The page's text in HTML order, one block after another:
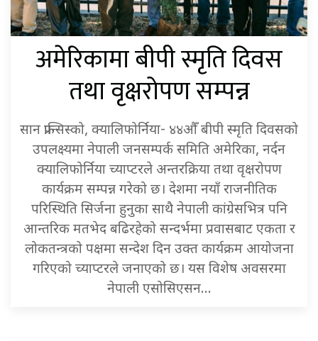
अमेरिकामा बीपी स्मृति दिवस
तथा वृक्षरोपण सम्पन्न
सान फ्रान्सिस्को, क्यालिफोर्निया- ४४औँ बीपी स्मृति दिवसको
उपलक्ष्यमा नेपाली जनसम्पर्क समिति अमेरिका, नर्दन
क्यालिफोर्निया च्याप्टरले अन्तरक्रिया तथा वृक्षरोपण
कार्यक्रम सम्पन्न गरेको छ। देशमा नयाँ राजनीतिक
परिस्थिति सिर्जना हुनुका साथै नेपाली कांग्रेसभित्र पनि
आन्तरिक मतभेद बढिरहेको सन्दर्भमा प्रवासबाट एकता र
लोकतन्त्रको पक्षमा सन्देश दिन उक्त कार्यक्रम आयोजना
गरिएको च्याप्टरले जनाएको छ। यस विशेष अवसरमा
नेपाली एसोसिएसन…